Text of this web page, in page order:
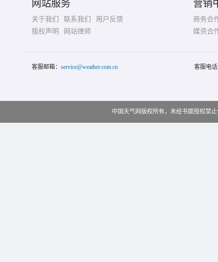
网站服务
关于我们 联系我们
用户反馈
版权声明
网站律师
营销
商务合
媒资合
客服邮箱： service@weather.com.cn 客服电
中国天气网版权所有，未经书面授权